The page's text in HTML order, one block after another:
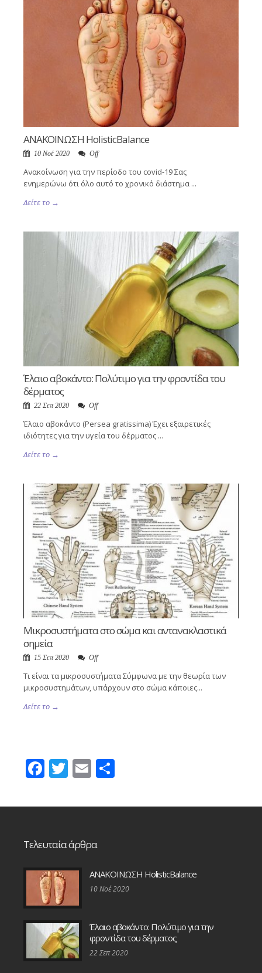
ΑΝΑΚΟΙΝΩΣΗ HolisticBalance
10 Νοέ 2020 Off
Ανακοίνωση για την περίοδο του covid-19 Σας
ενημερώνω ότι όλο αυτό το χρονικό διάστημα ...
Δείτε το →
Έλαιο αβοκάντο: Πολύτιμο για την φροντίδα του
δέρματος
22 Σεπ 2020 Off
Έλαιο αβοκάντο (Persea gratissima) Έχει εξαιρετικές
ιδιότητες για την υγεία του δέρματος ...
Δείτε το →
Μικροσυστήματα στο σώμα και αντανακλαστικά
σημεία
15 Σεπ 2020 Off
Τι είναι τα μικροσυστήματα Σύμφωνα με την θεωρία των
μικροσυστημάτων, υπάρχουν στο σώμα κάποιες...
Δείτε το →
Facebook
Twitter
Email
Τελευταία άρθρα
ΑΝΑΚΟΙΝΩΣΗ HolisticBalance
10 Νοέ 2020
Έλαιο αβοκάντο: Πολύτιμο για την
φροντίδα του δέρματος
22 Σεπ 2020